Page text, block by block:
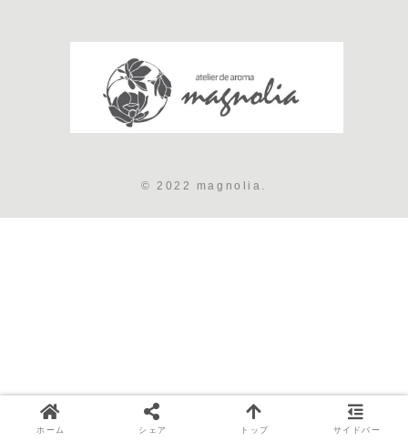
© 2022 magnolia.
ホーム シェア トップ サイドバー